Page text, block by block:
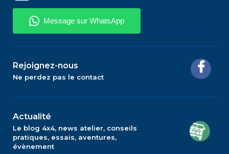
Rejoignez-nous
Ne perdez pas le contact
Actualité
Le blog 4x4, news atelier, conseils
pratiques, essais, aventures,
évènement